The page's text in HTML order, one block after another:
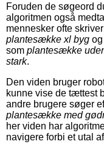
Foruden de søgeord
algoritmen også
mennesker ofte
plantesække xl byg og
som plantesække
stark.
Den viden bruger
kunne vise de tættest
andre brugere søger
plantesække med
her viden har
navigere forbi et utal